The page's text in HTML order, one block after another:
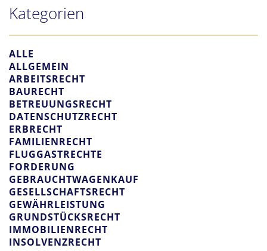
Kategorien
ALLE
ALLGEMEIN
ARBEITSRECHT
BAURECHT
BETREUUNGSRECHT
DATENSCHUTZRECHT
ERBRECHT
FAMILIENRECHT
FLUGGASTRECHTE
FORDERUNG
GEBRAUCHTWAGENKAUF
GESELLSCHAFTSRECHT
GEWÄHRLEISTUNG
GRUNDSTÜCKSRECHT
IMMOBILIENRECHT
INSOLVENZRECHT